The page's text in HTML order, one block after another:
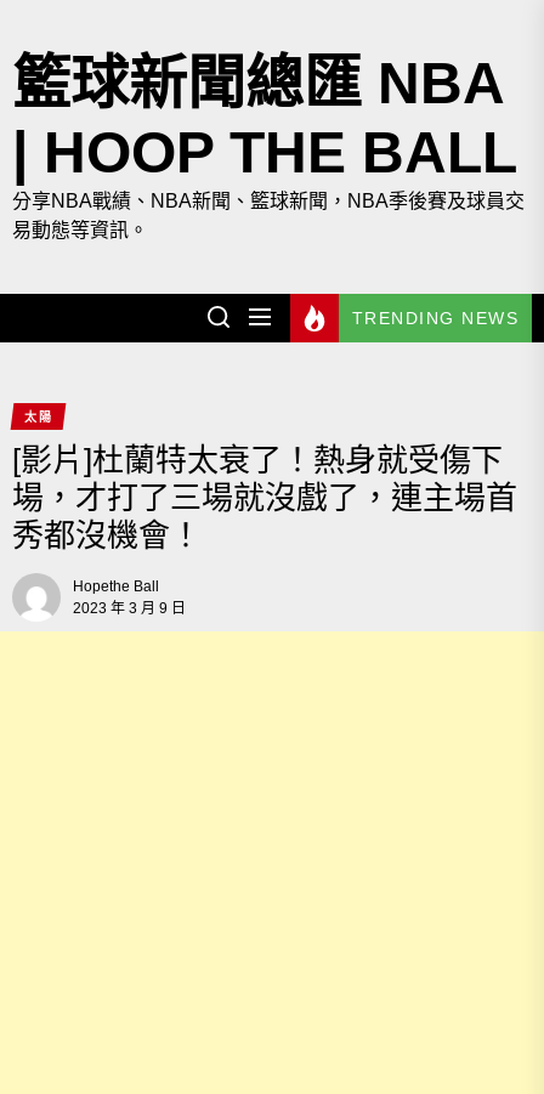
the
content
籃球新聞總匯 NBA
| HOOP THE BALL
分享NBA戰績、NBA新聞、籃球新聞，NBA季後賽及球員交
易動態等資訊。
TRENDING NEWS
太陽
[影片]杜蘭特太衰了！熱身就受傷下
場，才打了三場就沒戲了，連主場首
秀都沒機會！
Hopethe Ball
2023 年 3 月 9 日